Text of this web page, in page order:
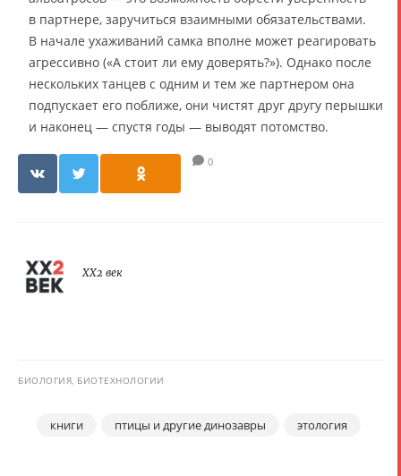
в партнере, заручиться взаимными обязательствами.
В начале ухаживаний самка вполне может реагировать
агрессивно («А стоит ли ему доверять?»). Однако после
нескольких танцев с одним и тем же партнером она
подпускает его поближе, они чистят друг другу перышки
и наконец — спустя годы — выводят потомство.
0
XX2 век
БИОЛОГИЯ, БИОТЕХНОЛОГИИ
книги птицы и другие динозавры этология